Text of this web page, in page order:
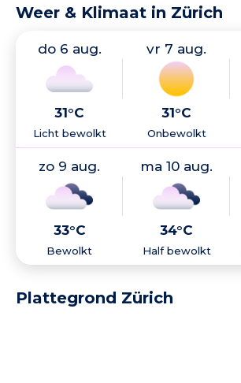
Weer & Klimaat in Zürich
do 6 aug.
31°C
Licht bewolkt
vr 7 aug.
31°C
Onbewolkt
zo 9 aug.
33°C
Bewolkt
ma 10 aug.
34°C
Half bewolkt
Plattegrond Zürich